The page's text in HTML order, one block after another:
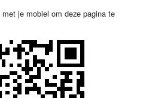
je mobiel om deze pagina te